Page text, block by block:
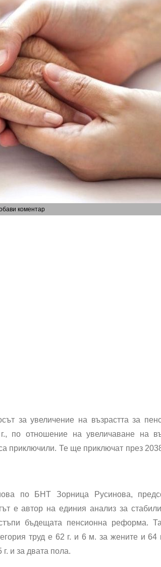
коментар
за увеличение на възрастта за
по отношение на увеличаване на
приключили. Те ще приключат през 2038
по БНТ Зорница Русинова,
е автор на единия анализ за
бъдещата пенсионна реформа.
труд е 62 г. и 6 м. за жените и 64
и за двата пола.